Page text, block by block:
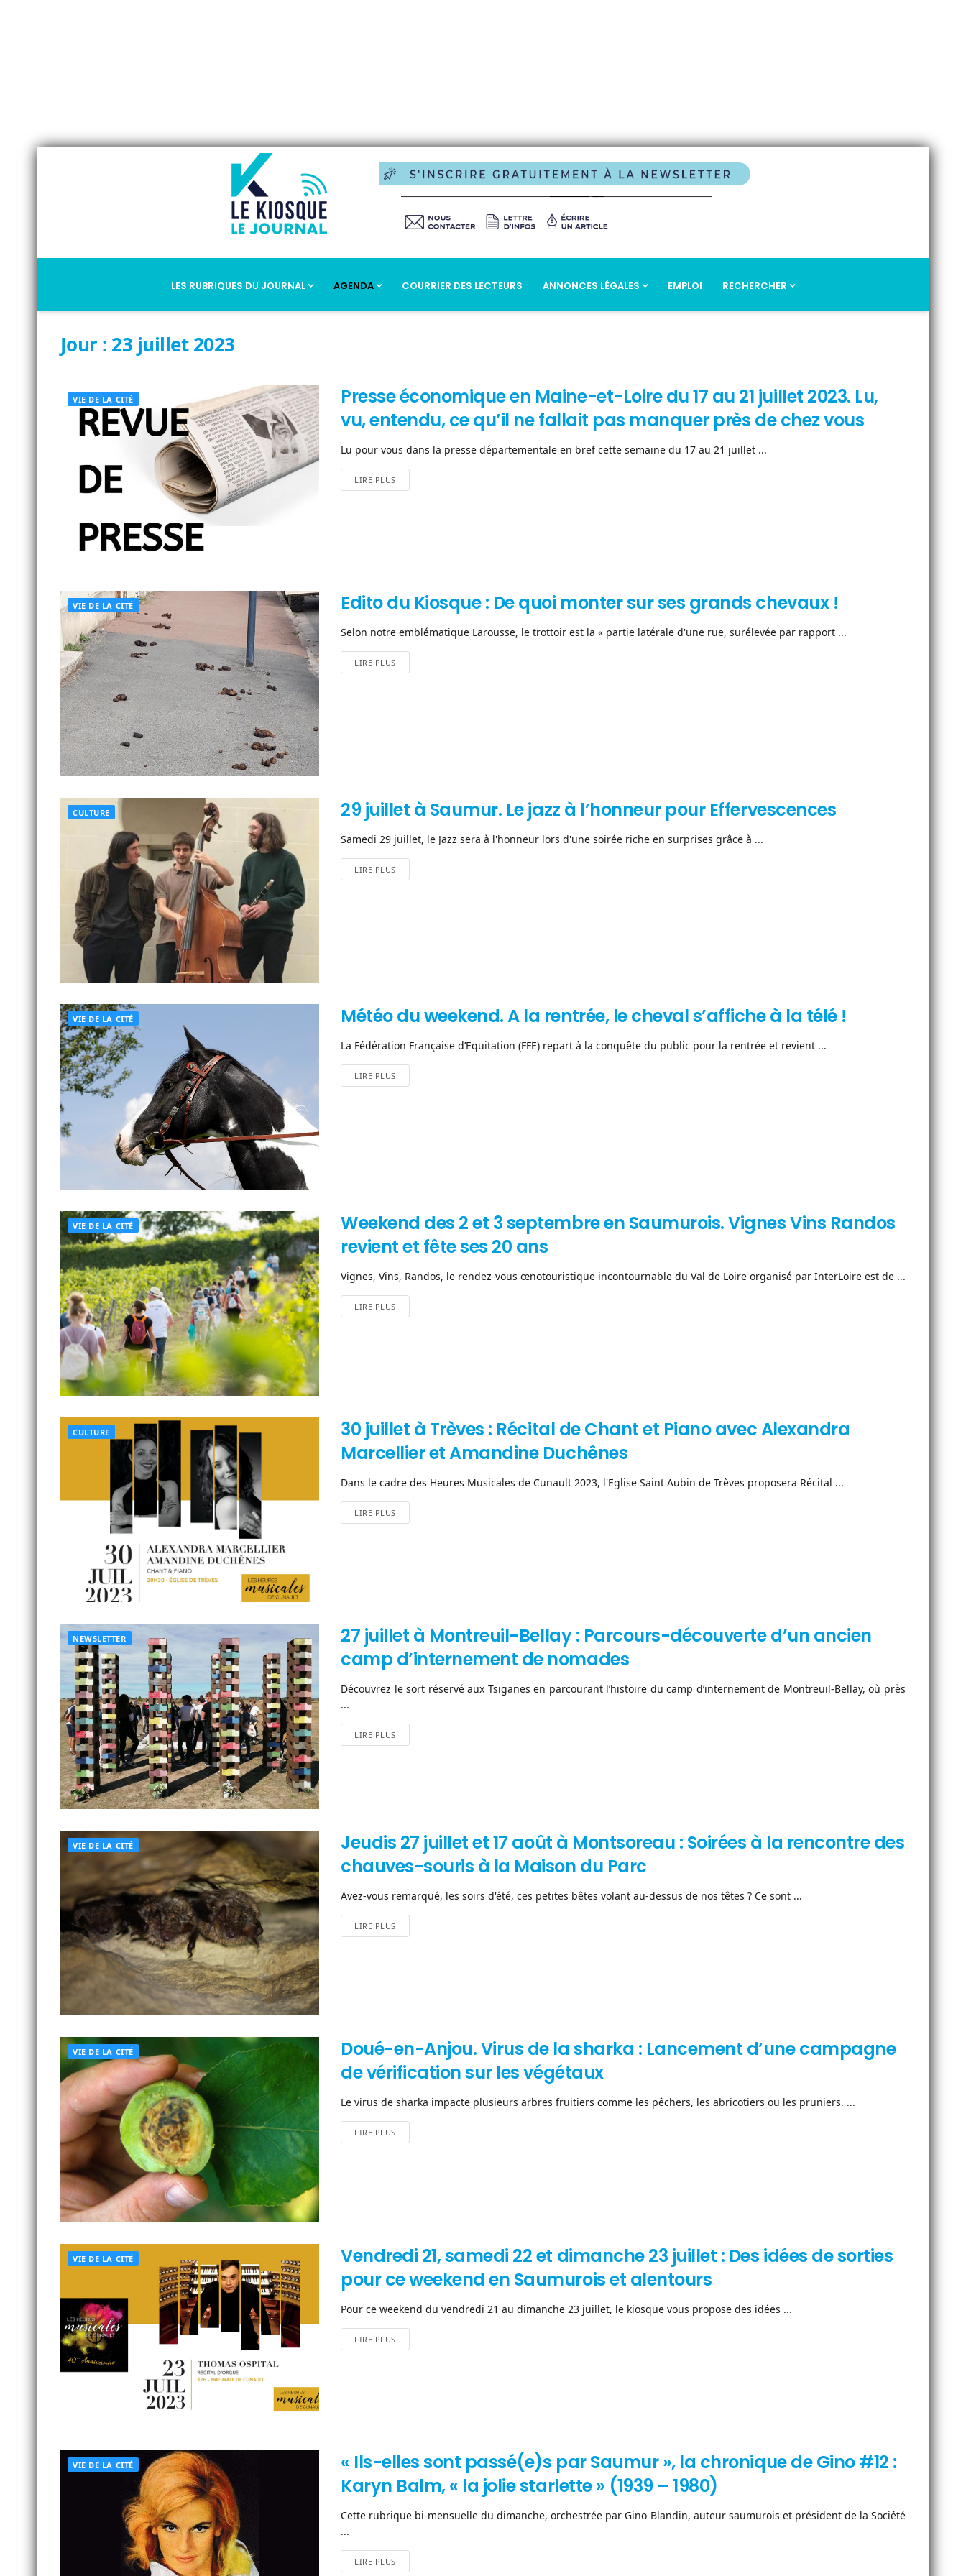
LES RUBRIQUES DU JOURNAL AGENDA COURRIER DES LECTEURS ANNONCES LÉGALES EMPLOI RECHERCHER
Jour : 23 juillet 2023
VIE DE LA CITÉ
Presse économique en Maine-et-Loire du 17 au 21 juillet 2023. Lu,
vu, entendu, ce qu’il ne fallait pas manquer près de chez vous
Lu pour vous dans la presse départementale en bref cette semaine du 17 au 21 juillet ...
LIRE PLUS
VIE DE LA CITÉ Edito du Kiosque : De quoi monter sur ses grands chevaux !
Selon notre emblématique Larousse, le trottoir est la « partie latérale d'une rue, surélevée par rapport ...
LIRE PLUS
CULTURE 29 juillet à Saumur. Le jazz à l’honneur pour Effervescences
Samedi 29 juillet, le Jazz sera à l'honneur lors d'une soirée riche en surprises grâce à ...
LIRE PLUS
VIE DE LA CITÉ Météo du weekend. A la rentrée, le cheval s’affiche à la télé !
La Fédération Française d’Equitation (FFE) repart à la conquête du public pour la rentrée et revient ...
LIRE PLUS
VIE DE LA CITÉ
Weekend des 2 et 3 septembre en Saumurois. Vignes Vins Randos
revient et fête ses 20 ans
Vignes, Vins, Randos, le rendez-vous œnotouristique incontournable du Val de Loire organisé par InterLoire est de ...
LIRE PLUS
CULTURE
30 juillet à Trèves : Récital de Chant et Piano avec Alexandra
Marcellier et Amandine Duchênes
Dans le cadre des Heures Musicales de Cunault 2023, l'Eglise Saint Aubin de Trèves proposera Récital ...
LIRE PLUS
NEWSLETTER
27 juillet à Montreuil-Bellay : Parcours-découverte d’un ancien
camp d’internement de nomades
Découvrez le sort réservé aux Tsiganes en parcourant l’histoire du camp d’internement de Montreuil-Bellay, où près
...
LIRE PLUS
VIE DE LA CITÉ
Jeudis 27 juillet et 17 août à Montsoreau : Soirées à la rencontre des
chauves-souris à la Maison du Parc
Avez-vous remarqué, les soirs d'été, ces petites bêtes volant au-dessus de nos têtes ? Ce sont ...
LIRE PLUS
VIE DE LA CITÉ
Doué-en-Anjou. Virus de la sharka : Lancement d’une campagne
de vérification sur les végétaux
Le virus de sharka impacte plusieurs arbres fruitiers comme les pêchers, les abricotiers ou les pruniers. ...
LIRE PLUS
VIE DE LA CITÉ
Vendredi 21, samedi 22 et dimanche 23 juillet : Des idées de sorties
pour ce weekend en Saumurois et alentours
Pour ce weekend du vendredi 21 au dimanche 23 juillet, le kiosque vous propose des idées ...
LIRE PLUS
VIE DE LA CITÉ
« Ils-elles sont passé(e)s par Saumur », la chronique de Gino #12 :
Karyn Balm, « la jolie starlette » (1939 – 1980)
Cette rubrique bi-mensuelle du dimanche, orchestrée par Gino Blandin, auteur saumurois et président de la Société
...
LIRE PLUS